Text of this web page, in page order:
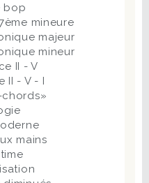
bop
mineure
majeur
mineur
II - V
II - V - I
mains